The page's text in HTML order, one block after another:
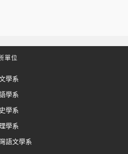
單位
學系
學系
學系
學系
語文學系